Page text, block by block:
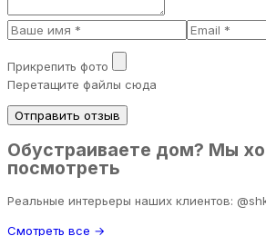
Прикрепить фото
Перетащите файлы сюда
Отправить отзыв
Обустраиваете дом? Мы
посмотреть
Реальные интерьеры наших клиентов:
Смотреть все →